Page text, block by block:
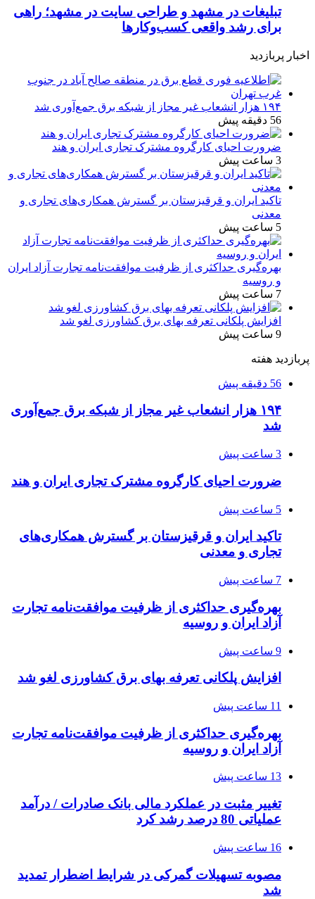
تبلیغات در مشهد و طراحی سایت در مشهد؛ راهی
برای رشد واقعی کسب‌وکارها
اخبار پربازدید
۱۹۴ هزار انشعاب غیر مجاز از شبکه برق جمع‌آوری شد
56 دقیقه پیش
ضرورت احیای کارگروه مشترک تجاری ایران و هند
3 ساعت پیش
تاکید ایران و قرقیزستان بر گسترش همکاری‌های تجاری و
معدنی
5 ساعت پیش
بهره‌گیری حداکثری از ظرفیت موافقت‌نامه تجارت آزاد ایران
و روسیه
7 ساعت پیش
افزایش پلکانی تعرفه بهای برق کشاورزی لغو شد
9 ساعت پیش
پربازدید هفته
56 دقیقه پیش
۱۹۴ هزار انشعاب غیر مجاز از شبکه برق جمع‌آوری
شد
3 ساعت پیش
ضرورت احیای کارگروه مشترک تجاری ایران و هند
5 ساعت پیش
تاکید ایران و قرقیزستان بر گسترش همکاری‌های
تجاری و معدنی
7 ساعت پیش
بهره‌گیری حداکثری از ظرفیت موافقت‌نامه تجارت
آزاد ایران و روسیه
9 ساعت پیش
افزایش پلکانی تعرفه بهای برق کشاورزی لغو شد
11 ساعت پیش
بهره‌گیری حداکثری از ظرفیت موافقت‌نامه تجارت
آزاد ایران و روسیه
13 ساعت پیش
تغییر مثبت در عملکرد مالی بانک صادرات / درآمد
عملیاتی 80 درصد رشد کرد
16 ساعت پیش
مصوبه تسهیلات گمرکی در شرایط اضطرار تمدید
شد